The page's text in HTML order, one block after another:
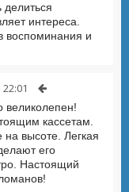
интереса.
воспоминания и
великолепен!
кассетам.
на высоте. Легкая
его
Настоящий